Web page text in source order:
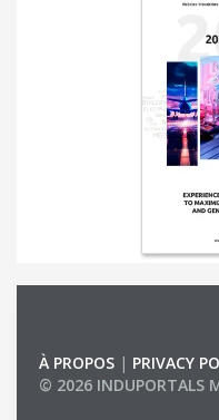
À PROPOS | PRIVACY
© 2026 INDUPORTALS